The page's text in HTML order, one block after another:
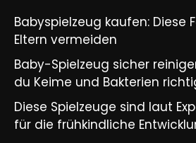
Babyspielzeug kaufen: Diese
Eltern vermeiden
Baby-Spielzeug sicher
du Keime und Bakterien
Diese Spielzeuge sind laut
für die frühkindliche